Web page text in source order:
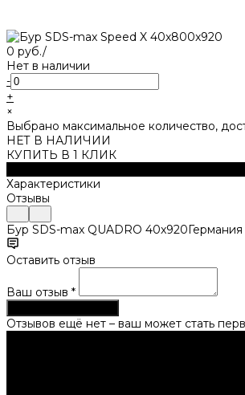
0 руб./
Нет в наличии
-
+
×
Выбрано максимальное количество,
НЕТ В НАЛИЧИИ
КУПИТЬ В 1 КЛИК
Характеристики
Отзывы
Бур SDS-max QUADRO 40x920Германия
Оставить отзыв
Ваш отзыв *
Отзывов ещё нет – ваш может стать